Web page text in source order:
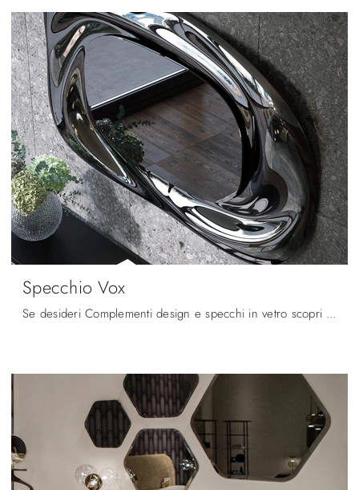
Specchio Vox
Se desideri Complementi design e specchi in vetro scopri di più sul modello Specchio Vox del brand Tonin Casa.